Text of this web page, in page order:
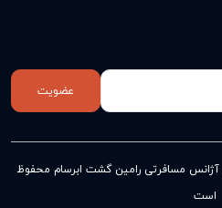
عضویت
آژانس مسافرتی رامین گشت ابرسام محفوظ
است